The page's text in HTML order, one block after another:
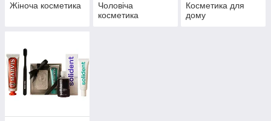
Жіноча косметика
Чоловіча
косметика
Косметика для
дому